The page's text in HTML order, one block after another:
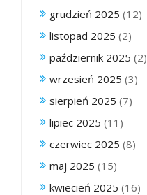
grudzień 2025 (12)
listopad 2025 (2)
październik 2025 (2)
wrzesień 2025 (3)
sierpień 2025 (7)
lipiec 2025 (11)
czerwiec 2025 (8)
maj 2025 (15)
kwiecień 2025 (16)